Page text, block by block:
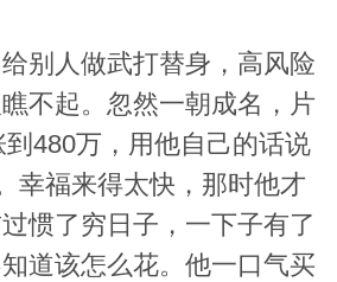
别人做武打替身，高风险
不起。忽然一朝成名，片
480万，用他自己的话说
幸福来得太快，那时他才
惯了穷日子，一下子有了
道该怎么花。他一口气买